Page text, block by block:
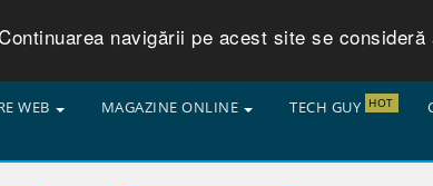
navigării pe acest site se
WEB MAGAZINE ONLINE TECH GUY HOT